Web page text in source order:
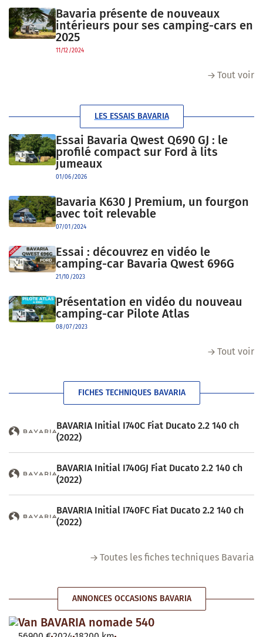
Bavaria présente de nouveaux
intérieurs pour ses camping-cars en
2025
11/12/2024
Tout voir
LES ESSAIS BAVARIA
Essai Bavaria Qwest Q690 GJ : le
profilé compact sur Ford à lits
jumeaux
01/06/2026
Bavaria K630 J Premium, un fourgon
avec toit relevable
07/01/2024
Essai : découvrez en vidéo le
camping-car Bavaria Qwest 696G
21/10/2023
Présentation en vidéo du nouveau
camping-car Pilote Atlas
08/07/2023
Tout voir
FICHES TECHNIQUES BAVARIA
BAVARIA Initial I740C Fiat Ducato 2.2 140 ch
(2022)
BAVARIA Initial I740GJ Fiat Ducato 2.2 140 ch
(2022)
BAVARIA Initial I740FC Fiat Ducato 2.2 140 ch
(2022)
Toutes les fiches techniques Bavaria
ANNONCES OCCASIONS BAVARIA
Van BAVARIA nomade 540